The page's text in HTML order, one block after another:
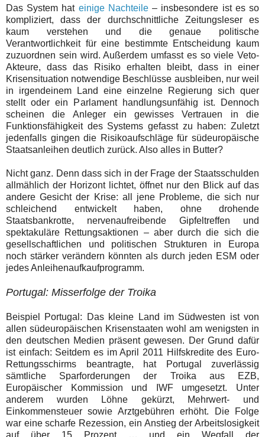
Das System hat einige Nachteile– insbesondere ist es so
kompliziert, dass der durchschnittliche Zeitungsleser es
kaum verstehen und die genaue politische
Verantwortlichkeit für eine bestimmte Entscheidung kaum
zuzuordnen sein wird. Außerdem umfasst es so viele Veto-
Akteure, dass das Risiko erhalten bleibt, dass in einer
Krisensituation notwendige Beschlüsse ausbleiben, nur weil
in irgendeinem Land eine einzelne Regierung sich quer
stellt oder ein Parlament handlungsunfähig ist. Dennoch
scheinen die Anleger ein gewisses Vertrauen in die
Funktionsfähigkeit des Systems gefasst zu haben: Zuletzt
jedenfalls gingen die Risikoaufschläge für südeuropäische
Staatsanleihen deutlich zurück. Also alles in Butter?
Nicht ganz. Denn dass sich in der Frage der Staatsschulden
allmählich der Horizont lichtet, öffnet nur den Blick auf das
andere Gesicht der Krise: all jene Probleme, die sich nur
schleichend entwickelt haben, ohne drohende
Staatsbankrotte, nervenaufreibende Gipfeltreffen und
spektakuläre Rettungsaktionen – aber durch die sich die
gesellschaftlichen und politischen Strukturen in Europa
noch stärker verändern könnten als durch jeden ESM oder
jedes Anleihenaufkaufprogramm.
Portugal: Misserfolge der Troika
Beispiel Portugal: Das kleine Land im Südwesten ist von
allen südeuropäischen Krisenstaaten wohl am wenigsten in
den deutschen Medien präsent gewesen. Der Grund dafür
ist einfach: Seitdem es im April 2011 Hilfskredite des Euro-
Rettungsschirms beantragte, hat Portugal zuverlässig
sämtliche Sparforderungen der Troika aus EZB,
Europäischer Kommission und IWF umgesetzt. Unter
anderem wurden Löhne gekürzt, Mehrwert- und
Einkommensteuer sowie Arztgebühren erhöht. Die Folge
war eine scharfe Rezession, ein Anstieg der Arbeitslosigkeit
auf über 15 Prozent … und ein Wegfall der